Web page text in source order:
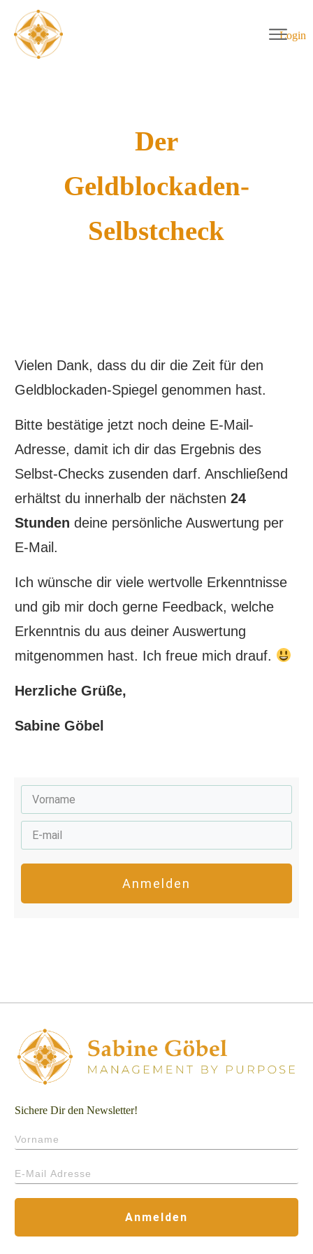
Login
Der
Geldblockaden-
Selbstcheck
Vielen Dank, dass du dir die Zeit für den
Geldblockaden-Spiegel genommen hast.
Bitte bestätige jetzt noch deine E-Mail-
Adresse, damit ich dir das Ergebnis des
Selbst-Checks zusenden darf. Anschließend
erhältst du innerhalb der nächsten 24
Stunden deine persönliche Auswertung per
E-Mail.
Ich wünsche dir viele wertvolle Erkenntnisse
und gib mir doch gerne Feedback, welche
Erkenntnis du aus deiner Auswertung
mitgenommen hast. Ich freue mich drauf.
Herzliche Grüße,
Sabine Göbel
Anmelden
Sichere Dir den Newsletter!
Anmelden